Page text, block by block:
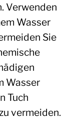
Verwenden
Wasser
Sie
Wasser
Tuch
vermeiden.